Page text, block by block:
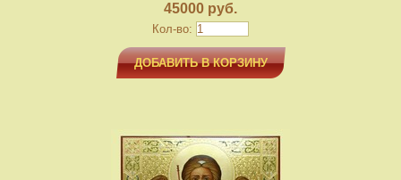
45000 руб.
Кол-во:
ДОБАВИТЬ В КОРЗИНУ